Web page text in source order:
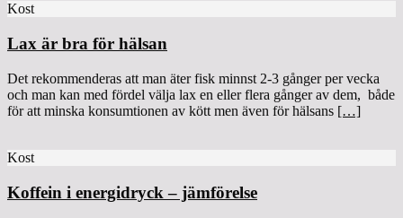
Kost
Lax är bra för hälsan
Det rekommenderas att man äter fisk minnst 2-3 gånger per vecka
och man kan med fördel välja lax en eller flera gånger av dem, både
för att minska konsumtionen av kött men även för hälsans […]
Kost
Koffein i energidryck – jämförelse